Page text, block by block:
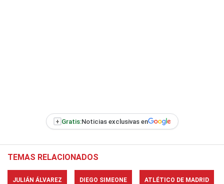
+ Gratis:Noticias exclusivas en
TEMAS RELACIONADOS
JULIÁN ÁLVAREZ DIEGO SIMEONE ATLÉTICO DE MADRID